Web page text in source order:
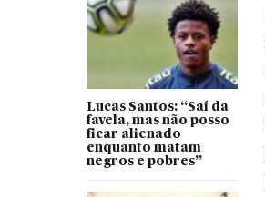
Lucas Santos: “Saí da
favela, mas não posso
ficar alienado
enquanto matam
negros e pobres”